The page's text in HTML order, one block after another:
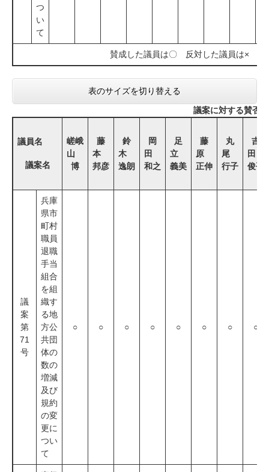
つ
い
て
賛成した議員は〇 反対した議員は× ※
表のサイズを切り替える
議案に対する賛否
議員名
議案名
嵯峨
山
博
藤
本
邦彦
鈴
木
逸朗
岡
田
和之
足
立
義美
藤
原
正伸
丸
尾
行子
吉
田
俊平
議
案
第
71
号
兵庫
県市
町村
職員
退職
手当
組合
を組
織す
る地
方公
共団
体の
数の
増減
及び
規約
の変
更に
つい
て
○ ○ ○ ○ ○ ○ ○ ○